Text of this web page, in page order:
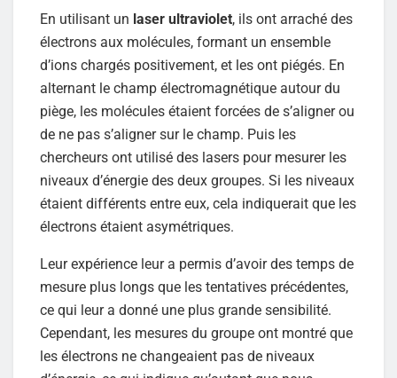
En utilisant un laser ultraviolet, ils ont arraché des
électrons aux molécules, formant un ensemble
d’ions chargés positivement, et les ont piégés. En
alternant le champ électromagnétique autour du
piège, les molécules étaient forcées de s’aligner ou
de ne pas s’aligner sur le champ. Puis les
chercheurs ont utilisé des lasers pour mesurer les
niveaux d’énergie des deux groupes. Si les niveaux
étaient différents entre eux, cela indiquerait que les
électrons étaient asymétriques.
Leur expérience leur a permis d’avoir des temps de
mesure plus longs que les tentatives précédentes,
ce qui leur a donné une plus grande sensibilité.
Cependant, les mesures du groupe ont montré que
les électrons ne changeaient pas de niveaux